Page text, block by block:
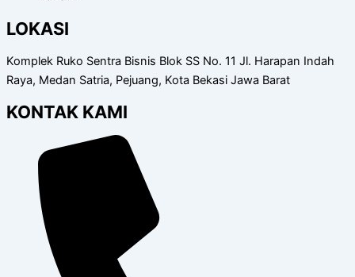
LOKASI
Komplek Ruko Sentra Bisnis Blok SS No. 11 Jl. Harapan Indah
Raya, Medan Satria, Pejuang, Kota Bekasi Jawa Barat
KONTAK KAMI